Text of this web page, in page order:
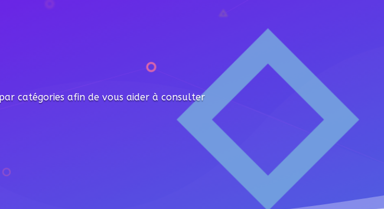
catégories afin de vous aider à consulter